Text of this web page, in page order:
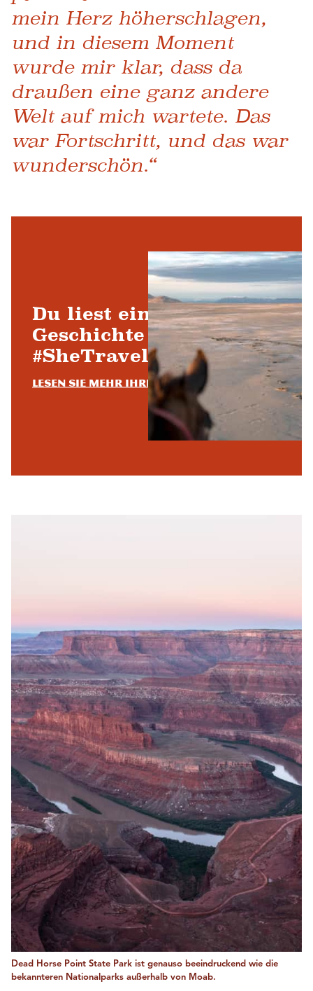
mein Herz höherschlagen,
und in diesem Moment
wurde mir klar, dass da
draußen eine ganz andere
Welt auf mich wartete. Das
war Fortschritt, und das war
wunderschön.“
Du liest eine
Geschichte von
#SheTravelsUtah
Lesen Sie mehr ihrer Geschichten
Dead Horse Point State Park ist genauso beeindruckend wie die
bekannteren Nationalparks außerhalb von Moab.